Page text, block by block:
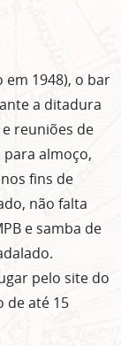
1948), o bar
a ditadura
reuniões de
almoço,
fins de
não falta
e samba de
pelo site do
de até 15